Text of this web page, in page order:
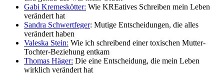
Gabi Kremeskötter: Wie KREatives Schreiben mein Leben
verändert hat
Sandra Schwertfeger: Mutige Entscheidungen, die alles
verändert haben
Valeska Stein: Wie ich schreibend einer toxischen Mutter-
Tochter-Beziehung entkam
Thomas Häger: Die eine Entscheidung, die mein Leben
wirklich verändert hat